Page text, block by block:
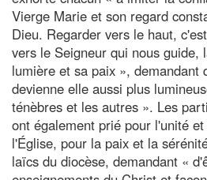
Vierge Marie et son regard
Dieu. Regarder vers le haut,
vers le Seigneur qui nous guide,
lumière et sa paix », demandant
devienne elle aussi plus
ténèbres et les autres ». Les
ont également prié pour l'unité
l'Église, pour la paix et la
laïcs du diocèse, demandant «